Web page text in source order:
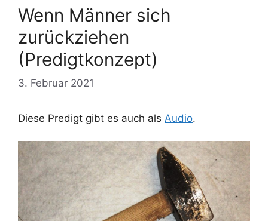
Wenn Männer sich
zurückziehen
(Predigtkonzept)
3. Februar 2021
Diese Predigt gibt es auch als Audio.